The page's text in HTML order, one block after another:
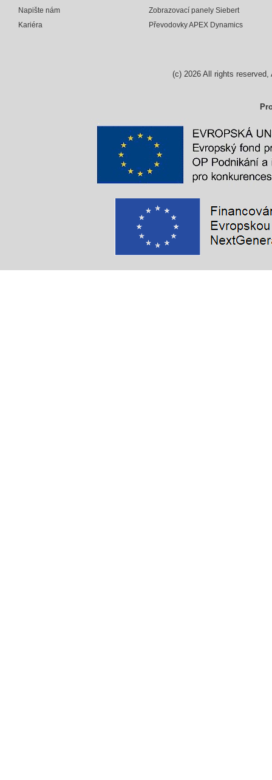
Napište nám
Kariéra
Zobrazovací panely Siebert
Převodovky APEX Dynamics
(c) 2026All rights reserved,